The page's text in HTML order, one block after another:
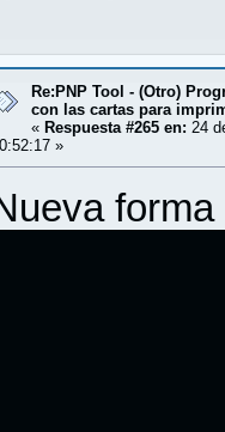
Re:PNP Tool - (Otro)
con las cartas para
« Respuesta #265 en: 24
»